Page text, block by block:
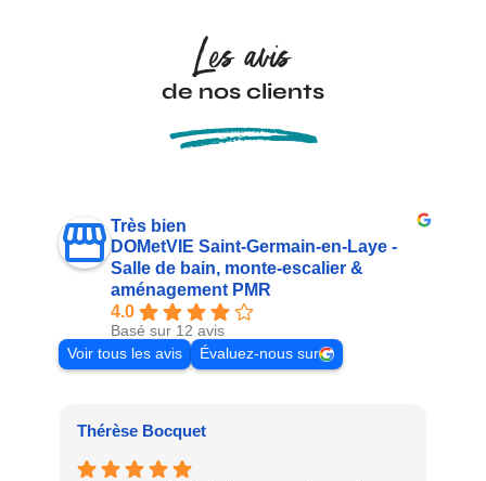
Les avis
de nos clients
Très bien
DOMetVIE Saint-Germain-en-Laye -
Salle de bain, monte-escalier &
aménagement PMR
4.0
Basé sur 12 avis
Voir tous les avis
Évaluez-nous sur
Thérèse Bocquet